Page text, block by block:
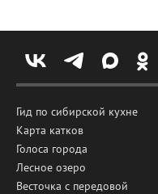
Гид по сибирской кухне
Карта катков
Голоса города
Лесное озеро
Весточка с передовой